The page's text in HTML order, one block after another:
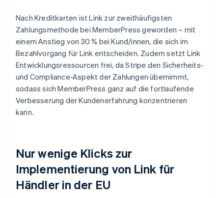
Nach Kreditkarten ist Link zur zweithäufigsten
Zahlungsmethode bei MemberPress geworden – mit
einem Anstieg von 30 % bei Kund/innen, die sich im
Bezahlvorgang für Link entscheiden. Zudem setzt Link
Entwicklungsressourcen frei, da Stripe den Sicherheits-
und Compliance-Aspekt der Zahlungen übernimmt,
sodass sich MemberPress ganz auf die fortlaufende
Verbesserung der Kundenerfahrung konzentrieren
kann.
Nur wenige Klicks zur
Implementierung von Link für
Händler in der EU